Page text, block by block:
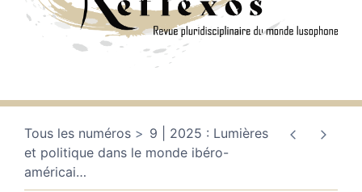
Tous les numéros
9 | 2025 : Lumières
et politique dans le monde ibéro-
américai…